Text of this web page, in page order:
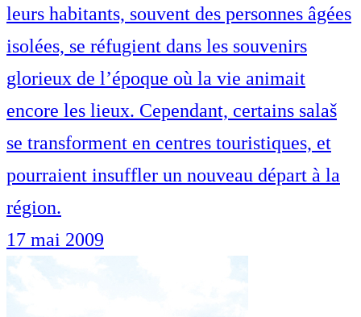
leurs habitants, souvent des personnes âgées
isolées, se réfugient dans les souvenirs
glorieux de l’époque où la vie animait
encore les lieux. Cependant, certains salaš
se transforment en centres touristiques, et
pourraient insuffler un nouveau départ à la
région.
17 mai 2009